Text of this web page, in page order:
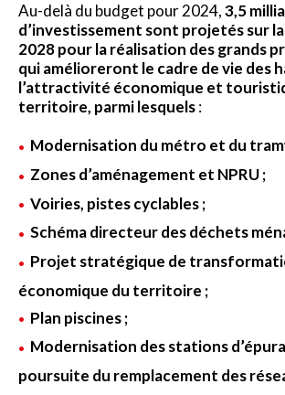
Au-delà du budget pour 2024,3,5
d’investissement sont projetés sur
2028 pour la réalisation des grands
qui amélioreront le cadre de vie des
l’attractivité économique et
territoire, parmi lesquels:
Modernisation du métro et du
Zones d’aménagement et NPRU ;
Voiries, pistes cyclables ;
Schéma directeur des déchets
Projet stratégique de
économique du territoire ;
Plan piscines ;
Modernisation des stations
poursuite du remplacement des